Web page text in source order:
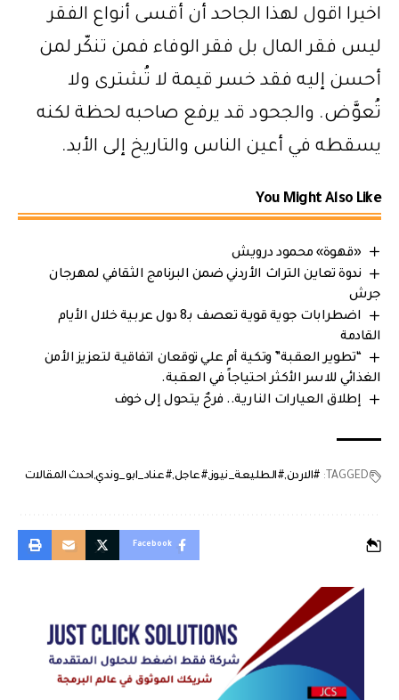
اخيرا اقول لهذا الجاحد أن أقسى أنواع الفقر
ليس فقر المال بل فقر الوفاء فمن تنكّر لمن
أحسن إليه فقد خسر قيمة لا تُشترى ولا
تُعوَّض. والجحود قد يرفع صاحبه لحظة لكنه
يسقطه في أعين الناس والتاريخ إلى الأبد.
You Might Also Like
«قهوة» محمود درويش
ندوة تعاين التراث الأردني ضمن البرنامج الثقافي لمهرجان
جرش
اضطرابات جوية قوية تعصف بـ8 دول عربية خلال الأيام
القادمة
“تطوير العقبة” وتكية أم علي توقعان اتفاقية لتعزيز الأمن
الغذائي للاسر الأكثر احتياجاً في العقبة.
إطلاق العيارات النارية.. فرحٌ يتحول إلى خوف
TAGGED: #الاردن#الطليعة_نيوز#عاجل#عناد_ابو_وندي احدث المقالات
Facebook